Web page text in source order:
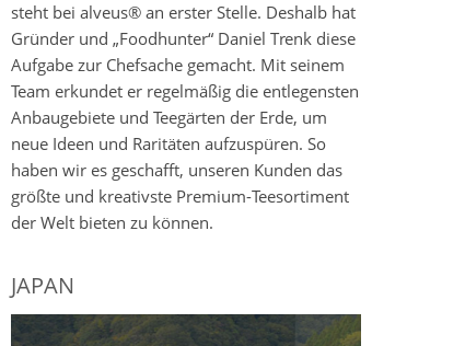
steht bei alveus® an erster Stelle. Deshalb hat
Gründer und „Foodhunter“ Daniel Trenk diese
Aufgabe zur Chefsache gemacht. Mit seinem
Team erkundet er regelmäßig die entlegensten
Anbaugebiete und Teegärten der Erde, um
neue Ideen und Raritäten aufzuspüren. So
haben wir es geschafft, unseren Kunden das
größte und kreativste Premium-Teesortiment
der Welt bieten zu können.
JAPAN